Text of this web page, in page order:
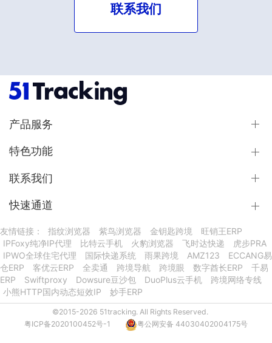
联系我们
产品服务
特色功能
联系我们
快速通道
友情链接： 指纹浏览器 紫鸟浏览器 金钥匙跨境
旺销王ERP
IPFoxy纯净IP代理
比特云手机 火豹浏览器 飞时达快递
虎步PRA
IPWO全球住宅代理
国际快递系统 雨果跨境 AMZ123
ECCANG易
仓ERP
客优云ERP 全卖通 跨境导航 跨境眼 数字酋长ERP
千易
ERP
Swiftproxy Dowsure豆沙包 DuoPlus云手机
跨境网络专线
小熊HTTP国内动态短效IP
妙手ERP
©2015-2026 51tracking. All Rights Reserved.
粤ICP备2020100452号-1
粤公网安备 44030402004175号